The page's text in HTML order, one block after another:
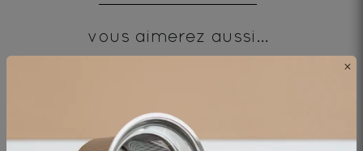
vous aimerez aussi...
AJOUTER UN COMMENTAIRE
×